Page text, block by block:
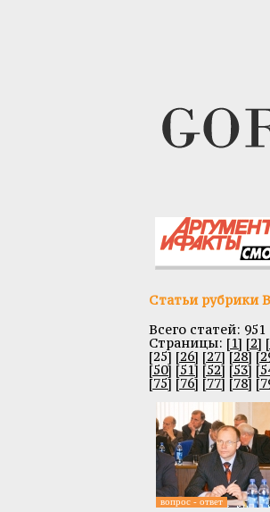
Статьи
Всего статей: 951
Cтраницы: [1] [2]
[25] [26] [27] [28]
[50] [51] [52] [53]
[75] [76] [77] [78]
вопрос - ответ